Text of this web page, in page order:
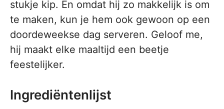
stukje kip. En omdat hij zo makkelijk is om
te maken, kun je hem ook gewoon op een
doordeweekse dag serveren. Geloof me,
hij maakt elke maaltijd een beetje
feestelijker.
Ingrediëntenlijst